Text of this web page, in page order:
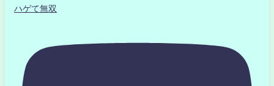
ハゲて無双